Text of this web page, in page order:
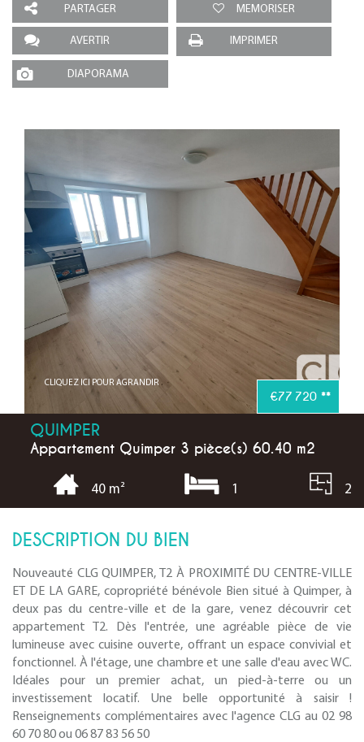
PARTAGER MEMORISER
AVERTIR IMPRIMER
DIAPORAMA
CLIQUEZ ICI POUR AGRANDIR
€77 720 **
QUIMPER
Appartement Quimper 3 pièce(s) 60.40 m2
40 m² 1 2
DESCRIPTION DU BIEN
Nouveauté CLG QUIMPER, T2 À PROXIMITÉ DU CENTRE-VILLE
ET DE LA GARE, copropriété bénévole Bien situé à Quimper, à
deux pas du centre-ville et de la gare, venez découvrir cet
appartement T2. Dès l'entrée, une agréable pièce de vie
lumineuse avec cuisine ouverte, offrant un espace convivial et
fonctionnel. À l'étage, une chambre et une salle d'eau avec WC.
Idéales pour un premier achat, un pied-à-terre ou un
investissement locatif. Une belle opportunité à saisir !
Renseignements complémentaires avec l'agence CLG au 02 98
60 70 80 ou 06 87 83 56 50